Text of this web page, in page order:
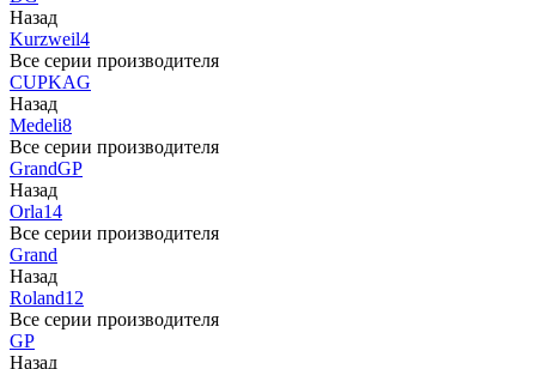
Назад
Kurzweil4
Все серии производителя
CUPKAG
Назад
Medeli8
Все серии производителя
GrandGP
Назад
Orla14
Все серии производителя
Grand
Назад
Roland12
Все серии производителя
GP
Назад